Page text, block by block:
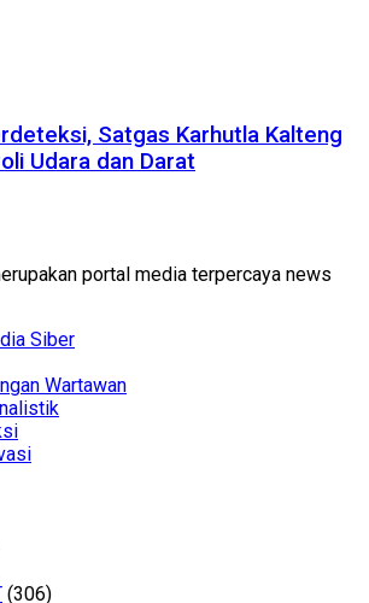
Satgas Karhutla Kalteng
Udara dan Darat
portal media terpercaya news
Siber
Wartawan
(306)